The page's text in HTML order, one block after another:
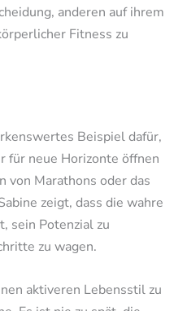
anderen auf ihrem
Fitness zu
Beispiel dafür,
für neue Horizonte öffnen
von Marathons oder das
zeigt, dass die wahre
sein Potenzial zu
zu wagen.
aktiveren Lebensstil zu